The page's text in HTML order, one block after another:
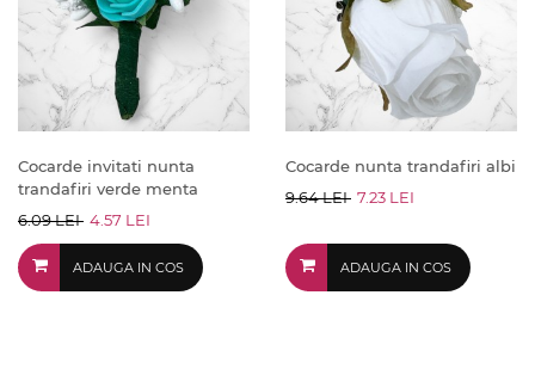
Cocarde invitati nunta
trandafiri verde menta
6.09 LEI 4.57 LEI
ADAUGA IN COS
Cocarde nunta trandafiri albi
9.64 LEI 7.23 LEI
ADAUGA IN COS